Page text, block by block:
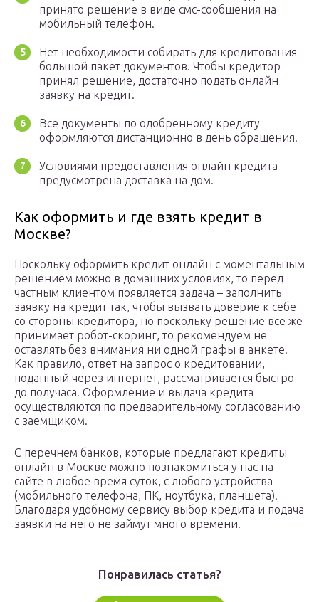
принято решение в виде смс-сообщения на
мобильный телефон.
Нет необходимости собирать для кредитования
большой пакет документов. Чтобы кредитор
принял решение, достаточно подать онлайн
заявку на кредит.
Все документы по одобренному кредиту
оформляются дистанционно в день обращения.
Условиями предоставления онлайн кредита
предусмотрена доставка на дом.
Как оформить и где взять кредит в
Москве?
Поскольку оформить кредит онлайн с моментальным
решением можно в домашних условиях, то перед
частным клиентом появляется задача – заполнить
заявку на кредит так, чтобы вызвать доверие к себе
со стороны кредитора, но поскольку решение все же
принимает робот-скоринг, то рекомендуем не
оставлять без внимания ни одной графы в анкете.
Как правило, ответ на запрос о кредитовании,
поданный через интернет, рассматривается быстро –
до получаса. Оформление и выдача кредита
осуществляются по предварительному согласованию
с заемщиком.
С перечнем банков, которые предлагают кредиты
онлайн в Москве можно познакомиться у нас на
сайте в любое время суток, с любого устройства
(мобильного телефона, ПК, ноутбука, планшета).
Благодаря удобному сервису выбор кредита и подача
заявки на него не займут много времени.
Понравилась статья?